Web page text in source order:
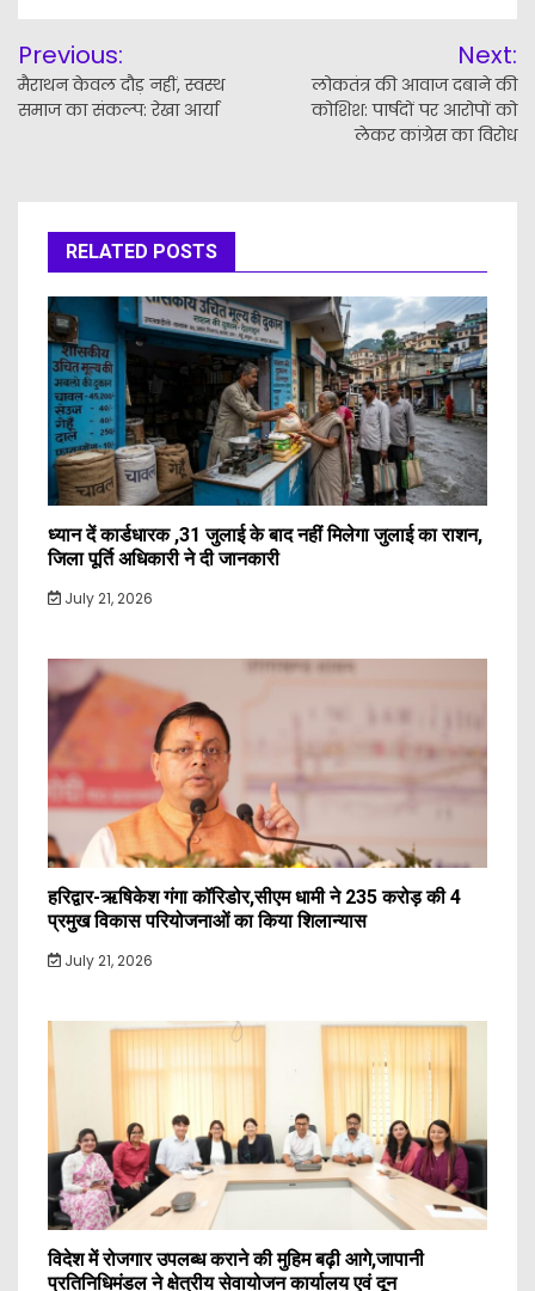
navigation
Previous:
मैराथन केवल दौड़ नहीं, स्वस्थ
समाज का संकल्प: रेखा आर्या
Next:
लोकतंत्र की आवाज दबाने की
कोशिश: पार्षदों पर आरोपों को
लेकर कांग्रेस का विरोध
RELATED POSTS
ध्यान दें कार्डधारक ,31 जुलाई के बाद नहीं मिलेगा जुलाई का राशन,
जिला पूर्ति अधिकारी ने दी जानकारी
July 21, 2026
हरिद्वार-ऋषिकेश गंगा कॉरिडोर,सीएम धामी ने 235 करोड़ की 4
प्रमुख विकास परियोजनाओं का किया शिलान्यास
July 21, 2026
विदेश में रोजगार उपलब्ध कराने की मुहिम बढ़ी आगे,जापानी
प्रतिनिधिमंडल ने क्षेत्रीय सेवायोजन कार्यालय एवं दून